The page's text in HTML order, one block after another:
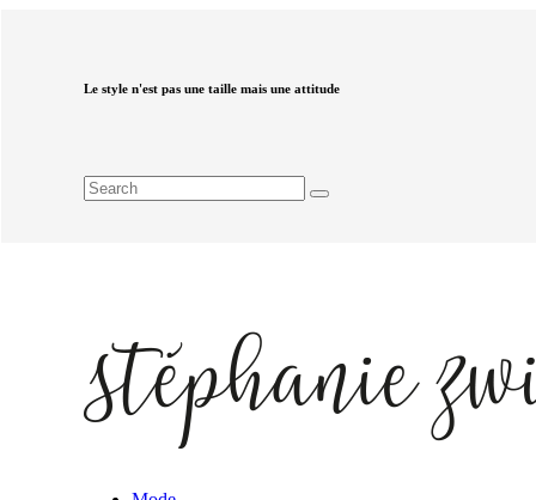
Le style n'est pas une taille mais une attitude